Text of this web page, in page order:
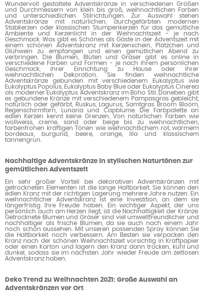
Wundervoll gestaltete Adventskränze in verschiedenen Größen
und Durchmessern von klein bis groß, weihnachtlichen Farben
und unterschiedlichen Stilrichtungen. Zur Auswahl stehen
Adventskränze mit natürlichen, durchgefärbten modernen
Stabkerzen oder klassischen Stumpenkerzen für das gemütliche
Ambiente und Kerzenlicht in der Weihnachtszeit - je nach
Geschmack. Was gibt es Schönes als Gäste in der Adventszeit mit
einem schönen Adventskranz mit Kerzenschein, Plätzchen und
Glühwein zu empfangen und einen gemütlichen Abend zu
verbringen. Die Blumen, Blüten und Gräser gibt es online in
verschiedene Farben und Formen - je nach ihrem persönlichen
Geschmack, ihrer Einrichtung zu Hause oder ihrer
weihnachtlichen Dekoration. Sie finden weihnachtliche
Adventskränze gebunden mit verschiedenem Eukalyptus wie
Eukalyptus Popolus, Eukalyptus Baby Blue oder Eukalyptus Cinerea
als moderner Eukalyptus Adventskranz im Boho Stil. Daneben gibt
es gebundene Kränze mit verschiedenem Pampasgras gebleicht,
natürlich oder gefärbt, Ruskus, Lagurus, Samtgras Broom Bloom,
Regenschirmfarn, Lunaria und Capblume. Die Farbpalette an
edlen Kerzen kennt keine Grenzen. Von natürlichen Farben wie
wollweiss, creme, sand oder beige bis zu weihnachtlichen,
farbenfrohen kräftigen Tönen wie weihnachtlichem rot, warmem
bordeaux, burgund, beere, orange, lila und klassischem
tannengrün.
Nachhaltige Adventskränze in stylischen Naturtönen zur
gemütlichen Adventszeit
Ein sehr großer Vorteil bei dekorativen Adventskränzen mit
getrockneten Elementen ist die lange Haltbarkeit. Sie können den
edlen Kranz mit der richtigen Lagerung mehrere Jahre nutzen. Ein
weihnachtlicher Adventskranz ist eine Investition, an dem sie
längerfristig Ihre Freude haben. Ein wichtiger Aspekt, der uns
persönlich auch am Herzen liegt, ist die Nachhaltigkeit der Kränze.
Getrocknete Blumen und Gräser sind viel umweltfreundlicher und
nachhaltiger als frische Blumen, da sie auch nach einem Jahr
noch schön aussehen. Mit unseren passenden Spray können Sie
die Haltbarkeit noch verbessern. Am Besten sie verpacken den
Kranz nach der schönen Weihnachtszeit vorsichtig in Kraftpapier
oder einen Karton und lagern den Kranz dann trocken, kühl und
dunkel, sodass sie im nächsten Jahr wieder Freude am zeitlosen
Adventskranz haben.
Deko Trend zu Weihnachten 2021: Große Auswahl an
Adventskränzen vor Ort